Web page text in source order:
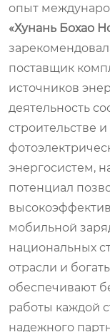
опыт
«Хунань Бохао
поставщик
источников
деятельность
строительстве
энергосистем,
потенциал
мобильной
национальных
отрасли и
обеспечивают
работы каждой
надежного